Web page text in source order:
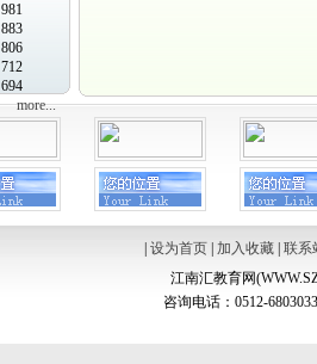
981
883
806
712
694
more...
设为首页| 加入收藏| 联系
江南汇教育网
咨询电话：0512-